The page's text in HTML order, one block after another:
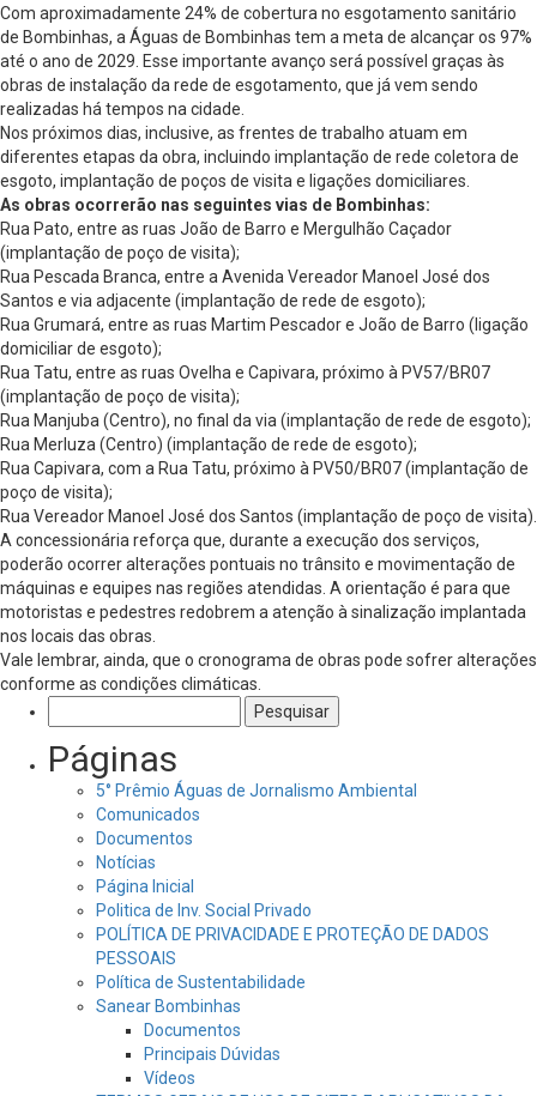
Com aproximadamente 24% de cobertura no esgotamento sanitário
de Bombinhas, a Águas de Bombinhas tem a meta de alcançar os 97%
até o ano de 2029. Esse importante avanço será possível graças às
obras de instalação da rede de esgotamento, que já vem sendo
realizadas há tempos na cidade.
Nos próximos dias, inclusive, as frentes de trabalho atuam em
diferentes etapas da obra, incluindo implantação de rede coletora de
esgoto, implantação de poços de visita e ligações domiciliares.
As obras ocorrerão nas seguintes vias de Bombinhas:
Rua Pato, entre as ruas João de Barro e Mergulhão Caçador
(implantação de poço de visita);
Rua Pescada Branca, entre a Avenida Vereador Manoel José dos
Santos e via adjacente (implantação de rede de esgoto);
Rua Grumará, entre as ruas Martim Pescador e João de Barro (ligação
domiciliar de esgoto);
Rua Tatu, entre as ruas Ovelha e Capivara, próximo à PV57/BR07
(implantação de poço de visita);
Rua Manjuba (Centro), no final da via (implantação de rede de esgoto);
Rua Merluza (Centro) (implantação de rede de esgoto);
Rua Capivara, com a Rua Tatu, próximo à PV50/BR07 (implantação de
poço de visita);
Rua Vereador Manoel José dos Santos (implantação de poço de visita).
A concessionária reforça que, durante a execução dos serviços,
poderão ocorrer alterações pontuais no trânsito e movimentação de
máquinas e equipes nas regiões atendidas. A orientação é para que
motoristas e pedestres redobrem a atenção à sinalização implantada
nos locais das obras.
Vale lembrar, ainda, que o cronograma de obras pode sofrer alterações
conforme as condições climáticas.
por:
Páginas
5° Prêmio Águas de Jornalismo Ambiental
Comunicados
Documentos
Notícias
Página Inicial
Politica de Inv. Social Privado
POLÍTICA DE PRIVACIDADE E PROTEÇÃO DE DADOS
PESSOAIS
Política de Sustentabilidade
Sanear Bombinhas
Documentos
Principais Dúvidas
Vídeos